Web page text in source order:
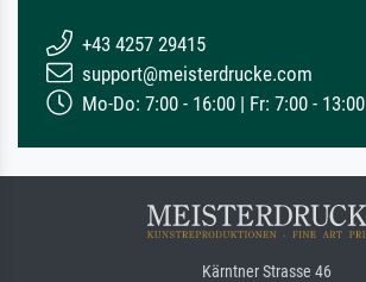
+43 4257 29415
support@meisterdrucke.com
Mo-Do: 7:00 - 16:00 | Fr: 7:00 - 13:00
Kärntner Strasse 46